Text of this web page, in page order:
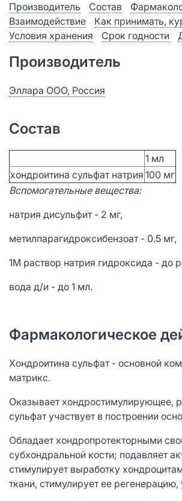
Производитель Состав
Взаимодействие
Как принимать,
Условия хранения
Срок годности
Производитель
Эллара ООО, Россия
Состав
1 мл
хондроитина сульфат натрия 100 мг
Вспомогательные вещества:
натрия дисульфит - 2 мг,
метилпарагидроксибензоат - 0.5 мг,
1М раствор натрия гидроксида - до
вода д/и - до 1 мл.
Фармакологическое
Хондроитина сульфат - основной
матрикс.
Оказывает хондростимулирующее,
сульфат участвует в построении
Обладает хондропротекторными
субхондральной кости; подавляет
стимулирует выработку
ткани, стимулирует ее